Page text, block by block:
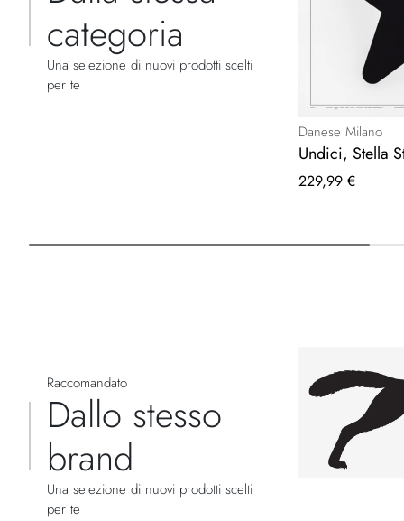
categoria
Una selezione di nuovi prodotti scelti
per te
Danese Milano
Undici, Stella
229,99 €
Raccomandato
Dallo stesso
brand
Una selezione di nuovi prodotti scelti
per te